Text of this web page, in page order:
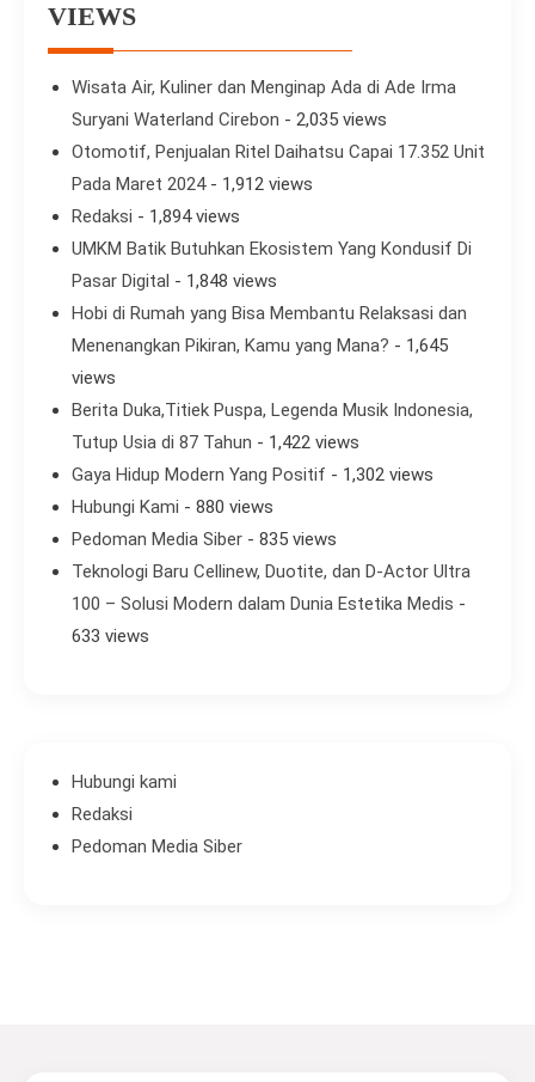
VIEWS
Wisata Air, Kuliner dan Menginap Ada di Ade Irma
Suryani Waterland Cirebon - 2,035 views
Otomotif, Penjualan Ritel Daihatsu Capai 17.352 Unit
Pada Maret 2024- 1,912 views
Redaksi - 1,894 views
UMKM Batik Butuhkan Ekosistem Yang Kondusif Di
Pasar Digital - 1,848 views
Hobi di Rumah yang Bisa Membantu Relaksasi dan
Menenangkan Pikiran, Kamu yang Mana? - 1,645
views
Berita Duka,Titiek Puspa, Legenda Musik Indonesia,
Tutup Usia di 87 Tahun - 1,422 views
Gaya Hidup Modern Yang Positif - 1,302 views
Hubungi Kami - 880 views
Pedoman Media Siber - 835 views
Teknologi Baru Cellinew, Duotite, dan D-Actor Ultra
100 – Solusi Modern dalam Dunia Estetika Medis -
633 views
Hubungi kami
Redaksi
Pedoman Media Siber